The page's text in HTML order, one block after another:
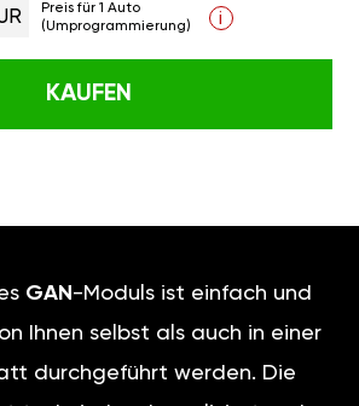
Preis für 1 Auto
(Umprogrammierung)
i
KAUFEN
GAN -Moduls ist einfach und
Ihnen selbst als auch in einer
durchgeführt werden. Die